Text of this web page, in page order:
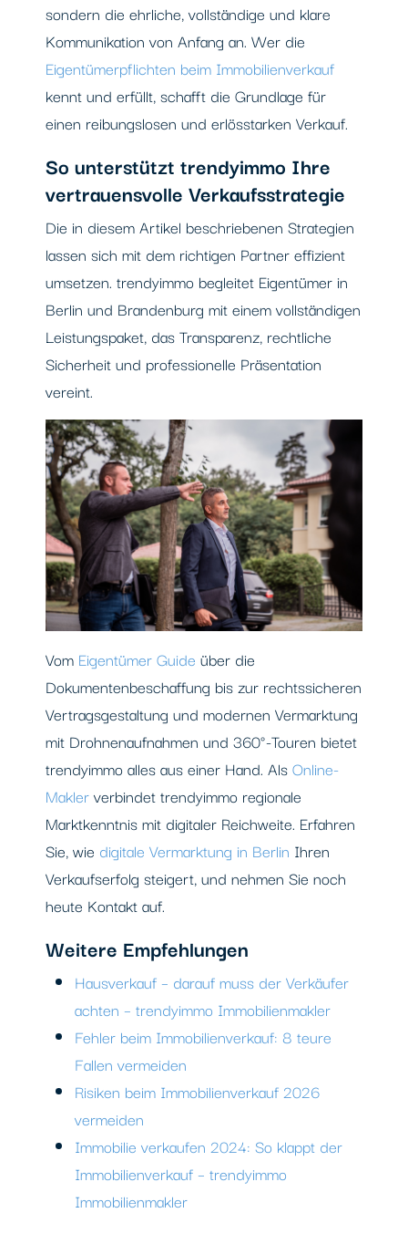
sondern die ehrliche, vollständige und klare
Kommunikation von Anfang an. Wer die
Eigentümerpflichten beim Immobilienverkauf
kennt und erfüllt, schafft die Grundlage für
einen reibungslosen und erlösstarken Verkauf.
So unterstützt trendyimmo Ihre
vertrauensvolle Verkaufsstrategie
Die in diesem Artikel beschriebenen Strategien
lassen sich mit dem richtigen Partner effizient
umsetzen. trendyimmo begleitet Eigentümer in
Berlin und Brandenburg mit einem vollständigen
Leistungspaket, das Transparenz, rechtliche
Sicherheit und professionelle Präsentation
vereint.
Vom Eigentümer Guide über die
Dokumentenbeschaffung bis zur rechtssicheren
Vertragsgestaltung und modernen Vermarktung
mit Drohnenaufnahmen und 360°-Touren bietet
trendyimmo alles aus einer Hand. AlsOnline-
Maklerverbindet trendyimmo regionale
Marktkenntnis mit digitaler Reichweite. Erfahren
Sie, wie digitale Vermarktung in Berlin Ihren
Verkaufserfolg steigert, und nehmen Sie noch
heute Kontakt auf.
Weitere Empfehlungen
Hausverkauf – darauf muss der Verkäufer
achten – trendyimmo Immobilienmakler
Fehler beim Immobilienverkauf: 8 teure
Fallen vermeiden
Risiken beim Immobilienverkauf 2026
vermeiden
Immobilie verkaufen 2024: So klappt der
Immobilienverkauf – trendyimmo
Immobilienmakler